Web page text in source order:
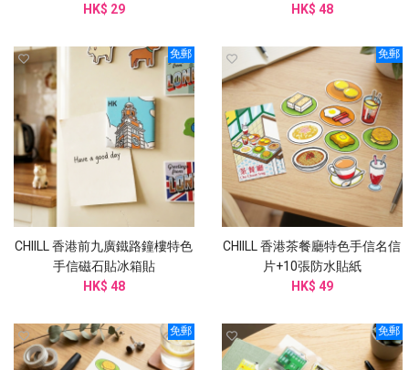
HK$ 29
HK$ 48
免郵
CHIILL 香港前九廣鐵路鐘樓特色
手信磁石貼冰箱貼
HK$ 48
免郵
CHIILL 香港茶餐廳特色手信名信
片+10張防水貼紙
HK$ 49
免郵 免郵